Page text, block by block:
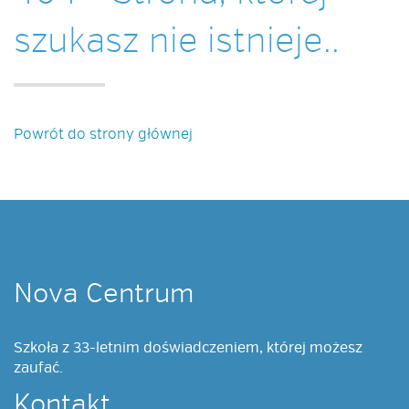
ZAPISY
szukasz nie istnieje..
Powrót do strony głównej
Nova Centrum
Szkoła z 33-letnim doświadczeniem, której możesz
zaufać.